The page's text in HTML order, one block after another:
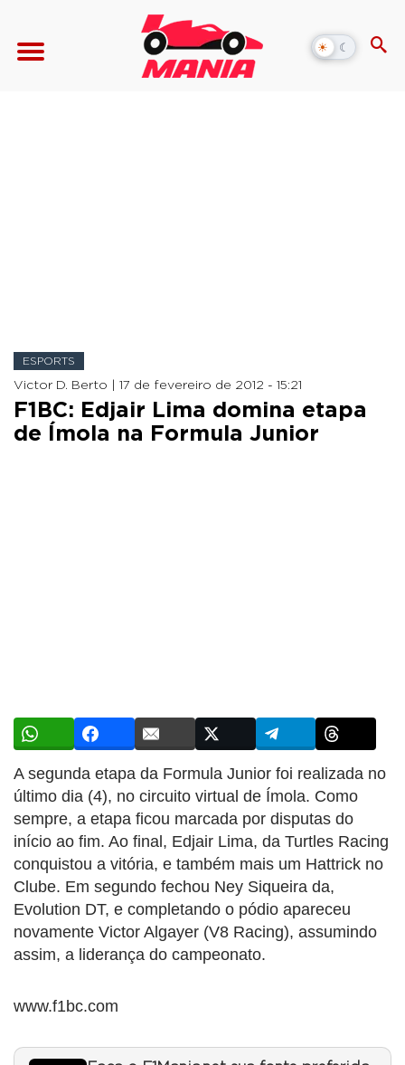
☀ ☾
Alternar
modo
ESPORTS
Victor D. Berto | 17 de fevereiro de 2012 - 15:21
F1BC: Edjair Lima domina etapa
de Ímola na Formula Junior
A segunda etapa da Formula Junior foi realizada no
último dia (4), no circuito virtual de Ímola. Como
sempre, a etapa ficou marcada por disputas do
início ao fim. Ao final, Edjair Lima, da Turtles Racing
conquistou a vitória, e também mais um Hattrick no
Clube. Em segundo fechou Ney Siqueira da,
Evolution DT, e completando o pódio apareceu
novamente Victor Algayer (V8 Racing), assumindo
assim, a liderança do campeonato.
www.f1bc.com